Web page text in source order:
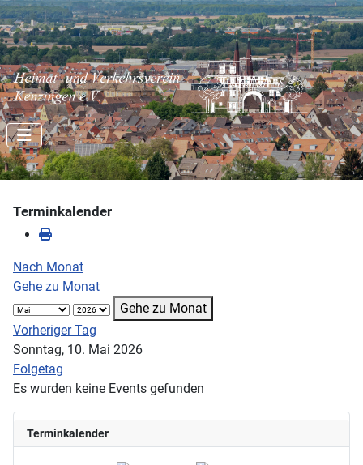
Terminkalender
Terminkalender
Nach Monat
Gehe zu Monat
Gehe zu Monat
Vorheriger Tag
Sonntag, 10. Mai 2026
Folgetag
Es wurden keine Events gefunden